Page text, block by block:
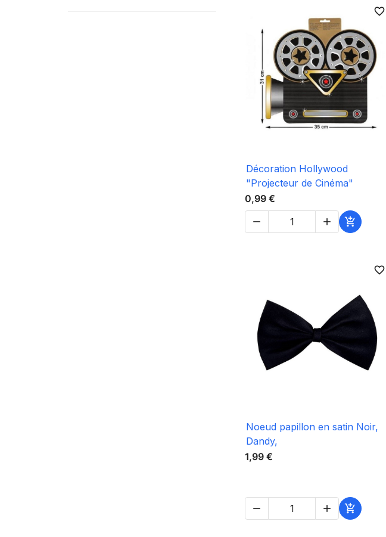
Aperçu rapide
favorite_border
Décoration Hollywood
"Projecteur de Cinéma"
0,99 €

 
Aperçu rapide
favorite_border
Noeud papillon en satin Noir,
Dandy,
1,99 €
  